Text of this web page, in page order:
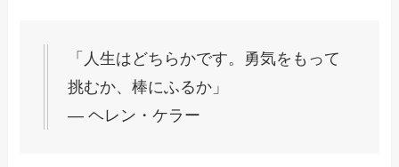
「人生はどちらかです。勇気をもって
挑むか、棒にふるか」
― ヘレン・ケラー